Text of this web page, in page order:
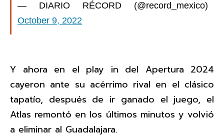
— DIARIO RÉCORD (@record_mexico)
October 9, 2022
Y ahora en el play in del Apertura 2024
cayeron ante su acérrimo rival en el clásico
tapatío, después de ir ganado el juego, el
Atlas remontó en los últimos minutos y volvió
a eliminar al Guadalajara.